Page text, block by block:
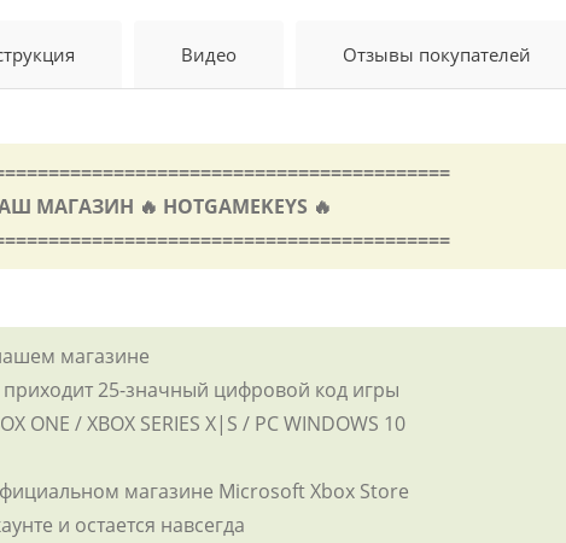
Видео Отзывы покупателей
🔥 HOTGAMEKEYS 🔥
магазине
25-значный цифровой код игры
ONE / XBOX SERIES X|S / PC WINDOWS 10
магазине Microsoft Xbox Store
и остается навсегда